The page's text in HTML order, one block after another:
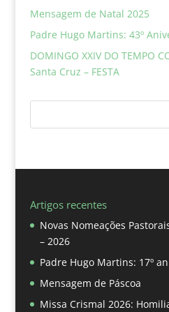
Mensagem de Natal 2025
Padre Hugo Martins: 43º
DOMINGO XXIV DO TEMPO
Santa Cruz – FESTA
Artigos recentes
Novas Nomeações
– 2026
Padre Hugo Martins: 17º
Mensagem de Páscoa
Missa Crismal 2026: